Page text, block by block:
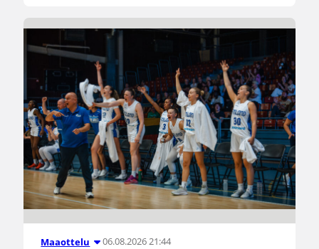
Maaottelu 06.08.2026 21:44